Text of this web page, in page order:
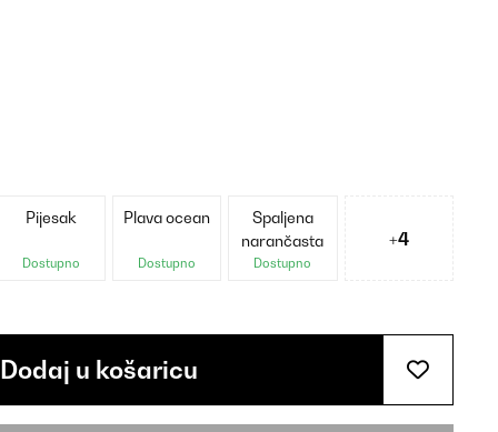
Pijesak
Dostupno
Plava ocean
Dostupno
Spaljena
narančasta
Dostupno
+4
Dodaj u košaricu